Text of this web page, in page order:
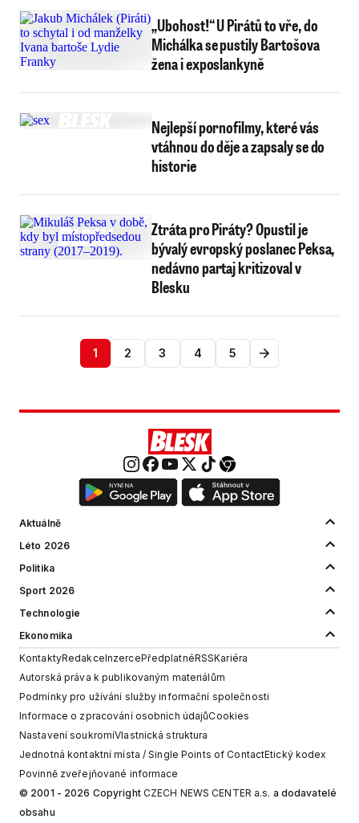
„Ubohost!“ U Pirátů to vře, do
Michálka se pustily Bartošova
žena i exposlankyně
Nejlepší pornofilmy, které vás
vtáhnou do děje a zapsaly se do
historie
Ztráta pro Piráty? Opustil je
bývalý evropský poslanec Peksa,
nedávno partaj kritizoval v
Blesku
1 2 3 4 5
Aktuálně
Léto 2026
Politika
Sport 2026
Technologie
Ekonomika
KontaktyRedakceInzercePředplatnéRSSKariéra
Autorská práva k publikovaným materiálům
Podmínky pro užívání služby informační společnosti
Informace o zpracování osobních údajůCookies
Nastavení soukromíVlastnická struktura
Jednotná kontaktní místa / Single Points of ContactEtický kodex
Povinně zveřejňované informace
© 2001 - 2026 Copyright CZECH NEWS CENTER a.s. a dodavatelé
obsahu